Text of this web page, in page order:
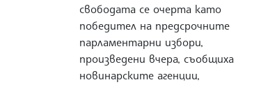
свободата се очерта като
победител на предсрочните
парламентарни избори,
произведени вчера, съобщиха
новинарските агенции,